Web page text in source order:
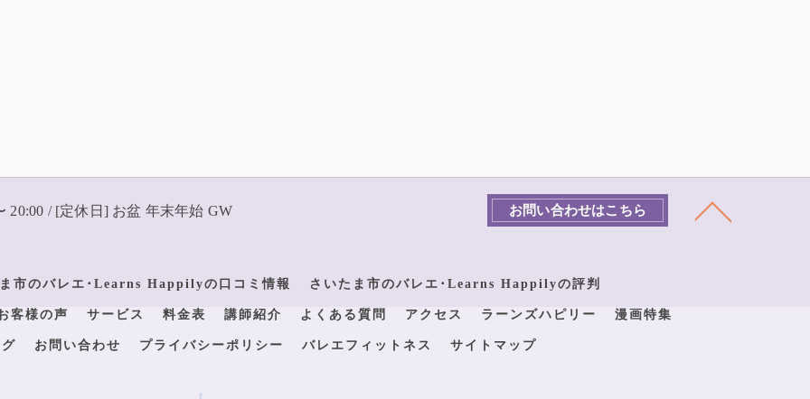
20:00 / [定休日] お盆 年末年始 GW お問い合わせはこちら
市のバレエ･Learns Happilyの口コミ情報 さいたま市のバレエ･Learns Happilyの評判
客様の声 サービス 料金表 講師紹介 よくある質問 アクセス ラーンズハピリー 漫画特集
お問い合わせ プライバシーポリシー バレエフィットネス サイトマップ